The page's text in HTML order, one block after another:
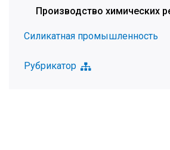
Производство химических
Силикатная промышленность
Рубрикатор